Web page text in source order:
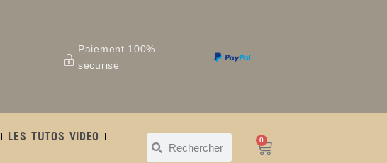
Paiement 100%
sécurisé
LES TUTOS VIDEO
0